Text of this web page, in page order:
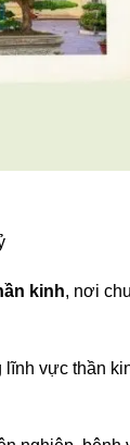
kinh, nơi
vực thần